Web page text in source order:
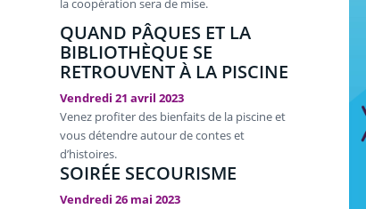
la coopération sera de mise.
QUAND PÂQUES ET LA
BIBLIOTHÈQUE SE
RETROUVENT À LA PISCINE
Vendredi 21 avril 2023
Venez profiter des bienfaits de la piscine et
vous détendre autour de contes et
d’histoires.
SOIRÉE SECOURISME
Vendredi 26 mai 2023